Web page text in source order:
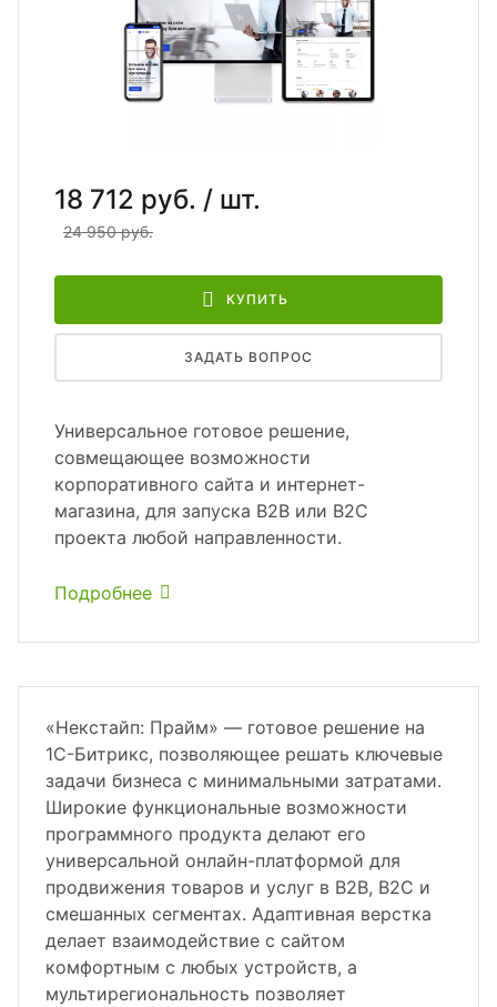
МиниМаркет - лендинг с
СберМегаМаркет
товаров и услуг
18 712 руб. / шт.
24 950 руб.
КУПИТЬ
ЗАДАТЬ ВОПРОС
Универсальное готовое решение,
совмещающее возможности
корпоративного сайта и интернет-
магазина, для запуска B2B или B2C
проекта любой направленности.
Подробнее
«Некстайп: Прайм» — готовое решение на
1С-Битрикс, позволяющее решать ключевые
задачи бизнеса с минимальными затратами.
Широкие функциональные возможности
программного продукта делают его
универсальной онлайн-платформой для
продвижения товаров и услуг в B2B, B2C и
смешанных сегментах. Адаптивная верстка
делает взаимодействие с сайтом
комфортным с любых устройств, а
мультирегиональность позволяет